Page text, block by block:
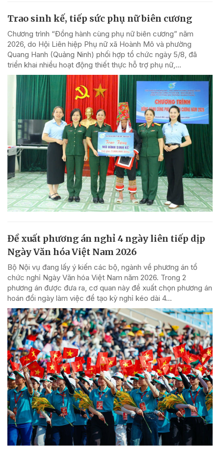
Trao sinh kế, tiếp sức phụ nữ biên cương
Chương trình “Đồng hành cùng phụ nữ biên cương” năm
2026, do Hội Liên hiệp Phụ nữ xã Hoành Mô và phường
Quang Hanh (Quảng Ninh) phối hợp tổ chức ngày 5/8, đã
triển khai nhiều hoạt động thiết thực hỗ trợ phụ nữ,...
Đề xuất phương án nghỉ 4 ngày liên tiếp dịp
Ngày Văn hóa Việt Nam 2026
Bộ Nội vụ đang lấy ý kiến các bộ, ngành về phương án tổ
chức nghỉ Ngày Văn hóa Việt Nam năm 2026. Trong 2
phương án được đưa ra, cơ quan này đề xuất chọn phương án
hoán đổi ngày làm việc để tạo kỳ nghỉ kéo dài 4...